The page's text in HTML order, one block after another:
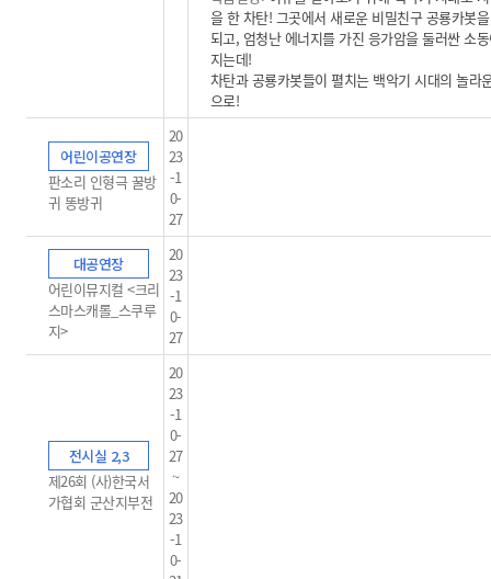
을 한 차탄! 그곳에서 새로운 비밀친구 공룡카봇
되고, 엄청난 에너지를 가진 응가암을 둘러싼 소
지는데!
차탄과 공룡카봇들이 펼치는 백악기 시대의 놀라
으로!
어린이공연장
판소리 인형극 꿀방
귀 똥방귀
20
23
-1
0-
27
대공연장
어린이뮤지컬 <크리
스마스캐롤_스쿠루
지>
20
23
-1
0-
27
전시실 2,3
제26회 (사)한국서
가협회 군산지부전
20
23
-1
0-
27
~
20
23
-1
0-